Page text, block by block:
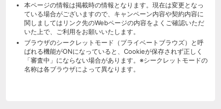
本ページの情報は掲載時の情報となります。現在は変更となっ
ている場合がございますので、キャンペーン内容や契約内容に
関しましてはリンク先のWebページの内容をよくご確認いただ
いた上で、ご利用をお願いいたします。
ブラウザのシークレットモード（プライベートブラウズ）と呼
ばれる機能がONになっていると、Cookieが保存されず正しく
「審査中」にならない場合があります。※シークレットモードの
名称は各ブラウザによって異なります。